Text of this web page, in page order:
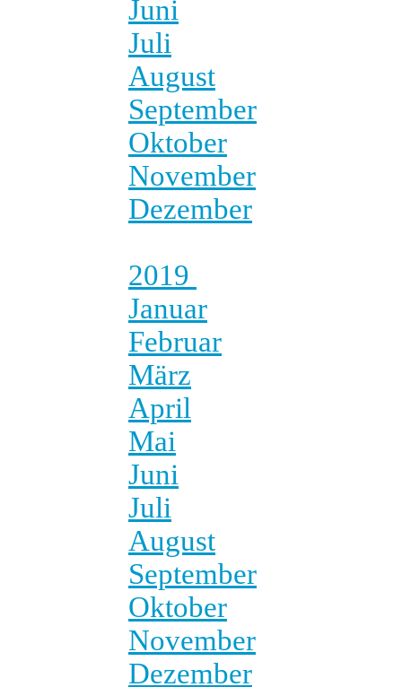
Juni
Juli
August
September
Oktober
November
Dezember
2019
Januar
Februar
März
April
Mai
Juni
Juli
August
September
Oktober
November
Dezember